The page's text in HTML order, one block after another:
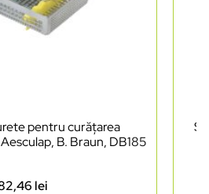
pentru curățarea
B. Braun, DB185
lei